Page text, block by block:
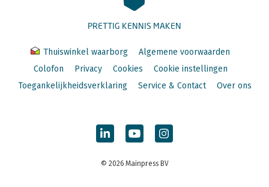
PRETTIG KENNIS MAKEN
Thuiswinkel waarborg
Algemene voorwaarden
Colofon
Privacy Cookies
Cookie instellingen
Toegankelijkheidsverklaring
Service & Contact Over ons
© 2026 Mainpress BV